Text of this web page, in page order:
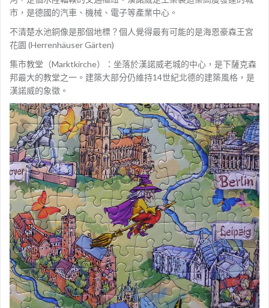
市，是德國的汽車、機械、電子等產業中心。
不清楚水池銅像是那個地標？個人覺得最有可能的是海恩豪森王宮
花園 (Herrenhäuser Gärten)
集市教堂（Marktkirche）：坐落於漢諾威老城的中心，是下薩克森
邦最大的教堂之一。建築大部分仍維持14世紀北德的建築風格，是
漢諾威的象徵。